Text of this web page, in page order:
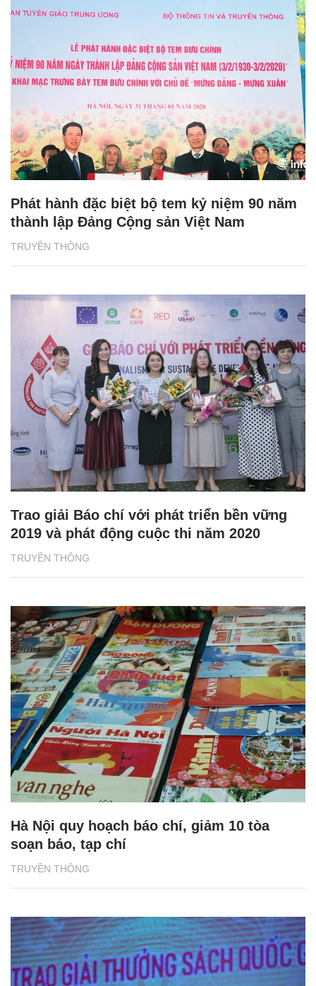
TRUYỀN THÔNG
Phát hành đặc biệt bộ tem kỷ niệm 90 năm
thành lập Đảng Cộng sản Việt Nam
TRUYỀN THÔNG
Trao giải Báo chí với phát triển bền vững
2019 và phát động cuộc thi năm 2020
TRUYỀN THÔNG
Hà Nội quy hoạch báo chí, giảm 10 tòa
soạn báo, tạp chí